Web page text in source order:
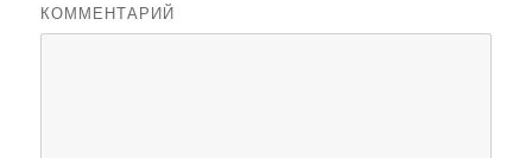
КОММЕНТАРИЙ